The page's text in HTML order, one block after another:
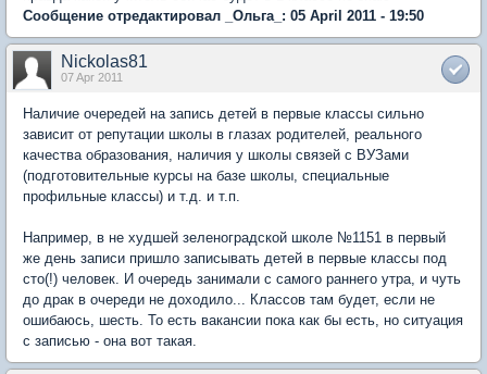
Сообщение отредактировал _Ольга_: 05 April 2011 - 19:50
Nickolas81
07 Apr 2011
Наличие очередей на запись детей в первые классы сильно
зависит от репутации школы в глазах родителей, реального
качества образования, наличия у школы связей с ВУЗами
(подготовительные курсы на базе школы, специальные
профильные классы) и т.д. и т.п.
Например, в не худшей зеленоградской школе №1151 в первый
же день записи пришло записывать детей в первые классы под
сто(!) человек. И очередь занимали с самого раннего утра, и чуть
до драк в очереди не доходило... Классов там будет, если не
ошибаюсь, шесть. То есть вакансии пока как бы есть, но ситуация
с записью - она вот такая.